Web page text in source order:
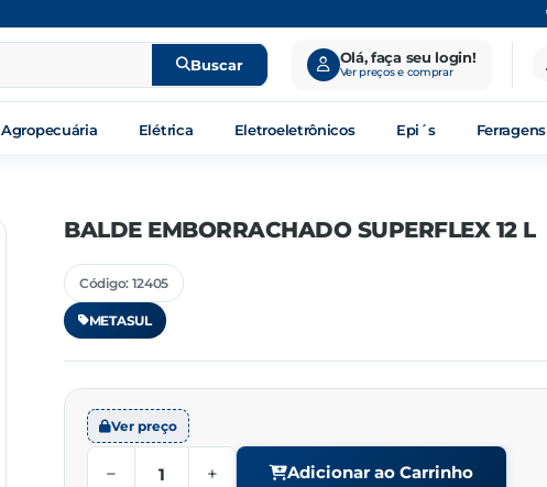
Buscar Olá, faça seu login!
Ver preços e comprar
Agropecuária Elétrica Eletroeletrônicos Epi´s Ferragens
BALDE EMBORRACHADO SUPERFLEX 12 L
Código: 12405
METASUL
Ver preço
− + Adicionar ao Carrinho